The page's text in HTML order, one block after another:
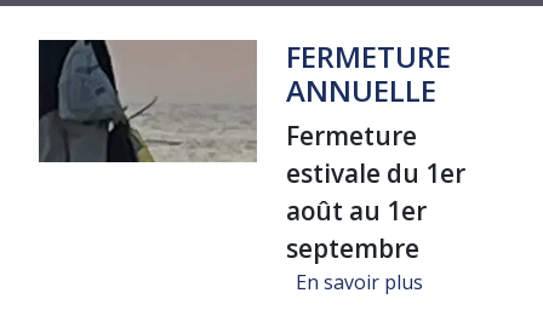
FERMETURE
ANNUELLE
Fermeture
estivale du 1er
août au 1er
septembre
En savoir plus